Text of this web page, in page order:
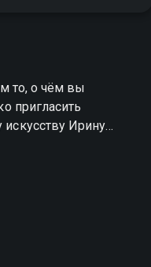
то, о чём вы
пригласить
Ирину
Уж они-то точно